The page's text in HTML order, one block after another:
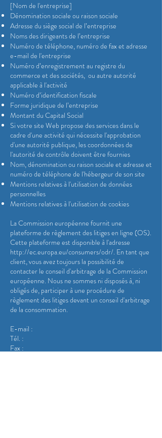
[Nom de l'entreprise]
Dénomination sociale ou raison sociale
Adresse du siège social de l’entreprise
Noms des dirigeants de l’entreprise
Numéro de téléphone, numéro de fax et adresse
e-mail de l'entreprise
Numéro d’enregistrement au registre du
commerce et des sociétés, ou autre autorité
applicable à l'activité
Numéro d’identification fiscale
Forme juridique de l’entreprise
Montant du Capital Social
Si votre site Web propose des services dans le
cadre d'une activité qui nécessite l'approbation
d'une autorité publique, les coordonnées de
l'autorité de contrôle doivent être fournies
Nom, dénomination ou raison sociale et adresse et
numéro de téléphone de l'hébergeur de son site
Mentions relatives à l'utilisation de données
personnelles
Mentions relatives à l'utilisation de cookies
La Commission européenne fournit une
plateforme de règlement des litiges en ligne (OS).
Cette plateforme est disponible à l'adresse
http://ec.europa.eu/consumers/odr/. En tant que
client, vous avez toujours la possibilité de
contacter le conseil d'arbitrage de la Commission
européenne. Nous ne sommes ni disposés à, ni
obligés de, participer à une procédure de
règlement des litiges devant un conseil d'arbitrage
de la consommation.
E-mail :
Tél. :
Fax :